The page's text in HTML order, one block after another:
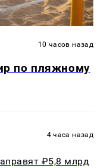
10 часов назад
по пляжному
4 часа назад
₽5,8 млрд